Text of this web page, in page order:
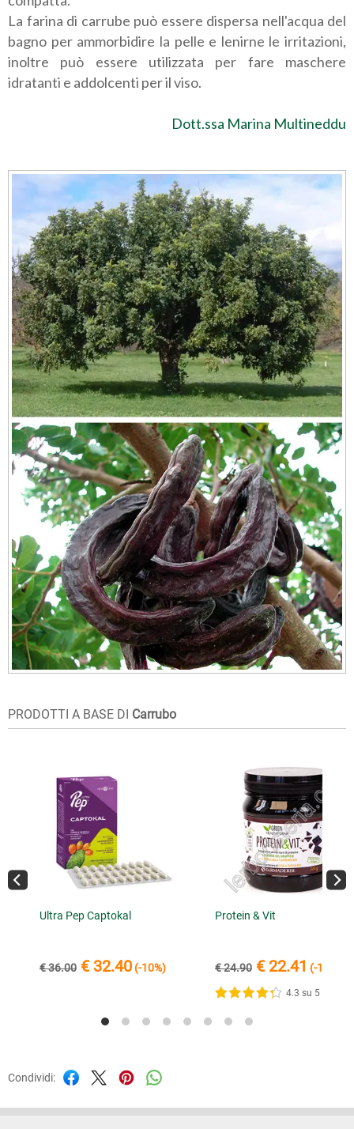
La farina di carrube può essere dispersa nell'acqua del
bagno per ammorbidire la pelle e lenirne le irritazioni,
inoltre può essere utilizzata per fare maschere
idratanti e addolcenti per il viso.
Dott.ssa Marina Multineddu
PRODOTTI A BASE DI Carrubo
Ultra Pep Captokal
€ 36.00 € 32.40(-10%)
Protein & Vit
€ 24.90 € 22.41 (-10%)
4.3 su 5
Condividi: